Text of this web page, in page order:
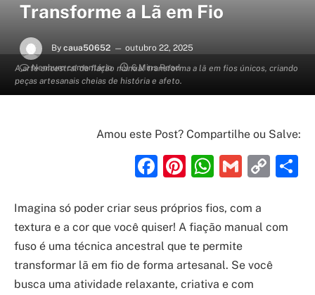
A arte ancestral da fiação manual transforma a lã em fios únicos, criando
peças artesanais cheias de história e afeto.
Transforme a Lã em Fio
By caua50652
outubro 22, 2025
Nenhum comentário
6 Mins Read
Amou este Post? Compartilhe ou Salve:
Facebook
Pinterest
Gmail
Imagina só poder criar seus próprios fios, com a
textura e a cor que você quiser! A fiação manual com
fuso é uma técnica ancestral que te permite
transformar lã em fio de forma artesanal. Se você
busca uma atividade relaxante, criativa e com